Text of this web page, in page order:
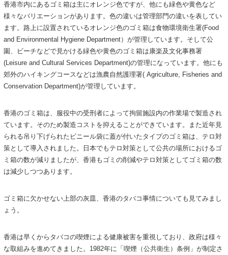
香港市内にあるゴミ箱は主にオレンジ色ですが、他にも緑色や黄色など
様々なバリエーションがあります。色の違いは管理部門の違いを表してい
ます。路上に設置されているオレンジ色のゴミ箱は食物環境衛生署(Food
and Environmental Hygiene Department）が管理しています。そして公
園、ビーチなどで見かける緑色や黄色のゴミ箱は康楽及文化事務署
(Leisure and Cultural Services Department)の管理になっています。他にも
郊外のハイキングコースなどは漁農自然護理署( Agriculture, Fisheries and
Conservation Department)が管理しています。
香港のゴミ箱は、服役中の受刑者によって拘留施設内の作業場で製造され
ています。そのため製造コストを抑えることができています。また近年見
られる吊り下げられたビニール袋に蓋が付いたタイプのゴミ箱は、テロ対
策として導入されました。日本でもテロ対策として公共の場所におけるゴ
ミ箱の数が減りましたが、香港もゴミの削減やテロ対策としてゴミ箱の数
は減少しつつあります。
ゴミ箱に欠かせない上部の灰皿、香港のタバコ事情についても見てみまし
ょう。
香港は早くからタバコの喫煙による健康被害を重視しており、政府は様々
な取組みを進めてきました。1982年に「喫煙（公共衛生）条例」が制定さ